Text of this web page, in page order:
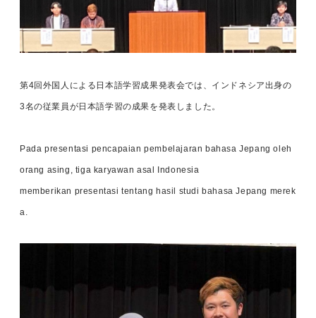
第4回外国人による日本語学習成果発表会では、インドネシア出身の
3名の従業員が日本語学習の成果を発表しました。
Pada presentasi pencapaian pembelajaran bahasa Jepang oleh
orang asing, tiga karyawan asal Indonesia
memberikan presentasi tentang hasil studi bahasa Jepang merek
a.